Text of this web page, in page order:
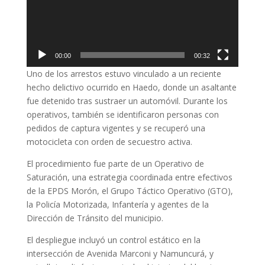
00:00 00:32
Uno de los arrestos estuvo vinculado a un reciente
hecho delictivo ocurrido en Haedo, donde un asaltante
fue detenido tras sustraer un automóvil. Durante los
operativos, también se identificaron personas con
pedidos de captura vigentes y se recuperó una
motocicleta con orden de secuestro activa.
El procedimiento fue parte de un Operativo de
Saturación, una estrategia coordinada entre efectivos
de la EPDS Morón, el Grupo Táctico Operativo (GTO),
la Policía Motorizada, Infantería y agentes de la
Dirección de Tránsito del municipio.
El despliegue incluyó un control estático en la
intersección de Avenida Marconi y Namuncurá, y